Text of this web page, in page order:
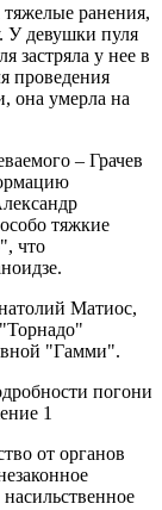
ранения,
У девушки пуля
застряла у нее в
проведения
она умерла на
– Грачев
тяжкие
что
Матиос,
"Гамми".
от органов